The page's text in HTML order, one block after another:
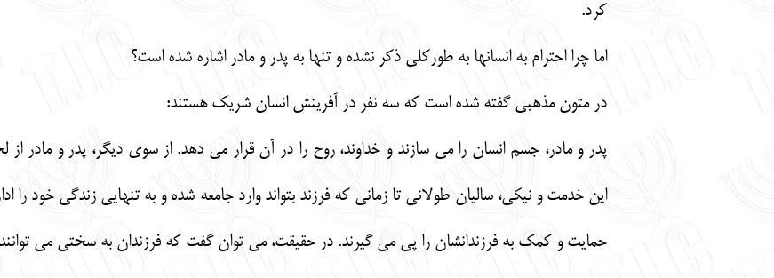
كرد.
اما چرا احترام به انسانها به طوركلي ذكر نشده و تنها به پدر و مادر اشاره شده است؟
در متون مذهبي گفته شده است كه سه نفر در آفرينش انسان شريك هستند:
پدر و مادر، جسم انسان را مي سازند و خداوند، روح را در آن قرار مي دهد. از سوي ديگر، پدر و مادر
اين خدمت و نيكي، ساليان طولاني تا زماني كه فرزند بتواند وارد جامعه شده و به تنهايي زندگي خود را
حمايت و كمك به فرزندانشان را پي مي گيرند. در حقيقت، مي توان گفت كه فرزندان به سختي مي